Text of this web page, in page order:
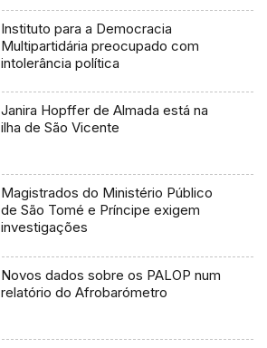
Instituto para a Democracia
Multipartidária preocupado com
intolerância política
Janira Hopffer de Almada está na
ilha de São Vicente
Magistrados do Ministério Público
de São Tomé e Príncipe exigem
investigações
Novos dados sobre os PALOP num
relatório do Afrobarómetro